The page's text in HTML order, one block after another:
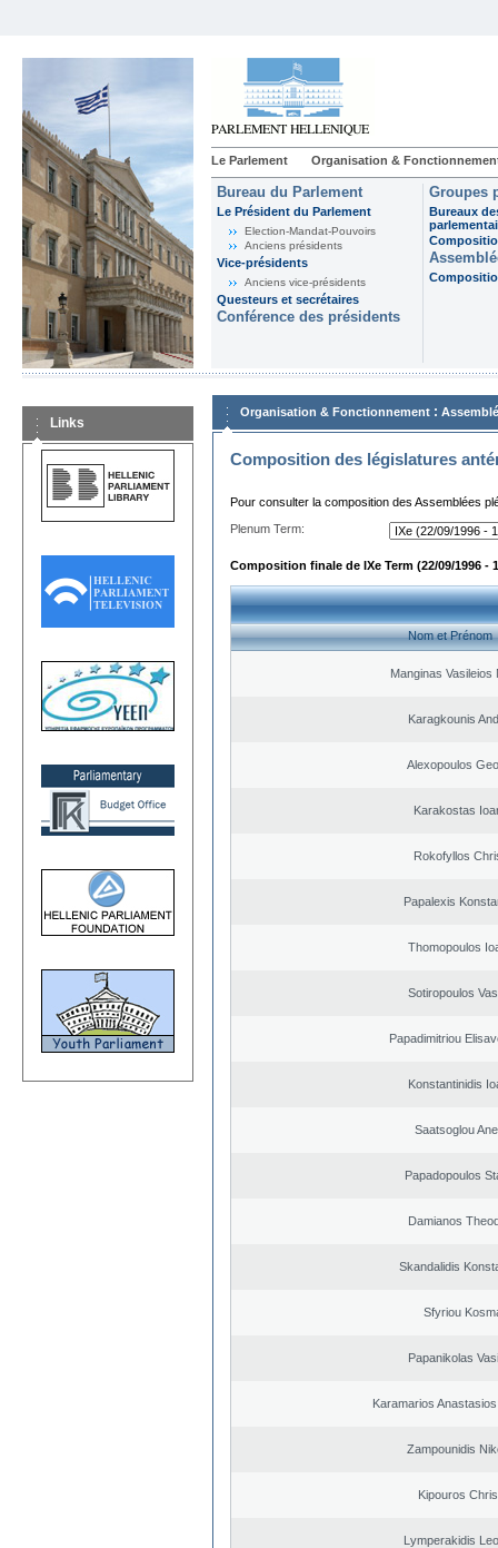
Le Parlement Organisation &
Bureau du Parlement
Le Président du Parlement
Election-Mandat-Pouvoirs
Anciens présidents
Vice-présidents
Anciens vice-présidents
Questeurs et secrétaires
Conférence des présidents
Groupes
Bureaux
Links
Organisation & Fonctionnement :
Composition des législatures
Pour consulter la composition des Assemblées
Plenum Term:
Composition finale de IXe Term (22/09/1996 -
Nom et Prénom
Manginas Vasileios
Karagkounis
Alexopoulos
Karakostas
Rokofyllos
Papalexis
Thomopoulos
Sotiropoulos
Papadimitriou
Konstantinidis
Saatsoglou
Papadopoulos
Damianos
Skandalidis
Sfyriou
Papanikolas
Karamarios
Zampounidis
Kipouros
Lymperakidis